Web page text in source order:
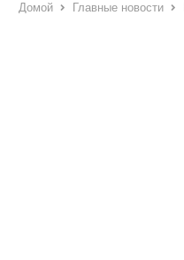
Домой Главные новости